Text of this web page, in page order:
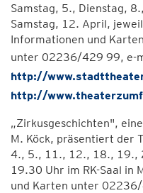
Samstag, 5., Dienstag,
Samstag, 12. April,
Informationen und
unter 02236/429 99, e-
http://
http://
„Zirkusgeschichten",
M. Köck, präsentiert der
4., 5., 11., 12., 18., 19.,
19.30 Uhr im RK-Saal in
und Karten unter